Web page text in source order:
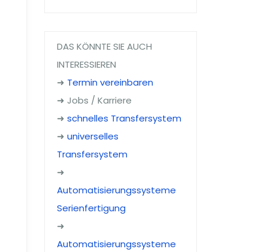
DAS KÖNNTE SIE AUCH
INTERESSIEREN
➜ Termin vereinbaren
➜ Jobs / Karriere
➜ schnelles Transfersystem
➜ universelles
Transfersystem
➜
Automatisierungssysteme
Serienfertigung
➜
Automatisierungssysteme